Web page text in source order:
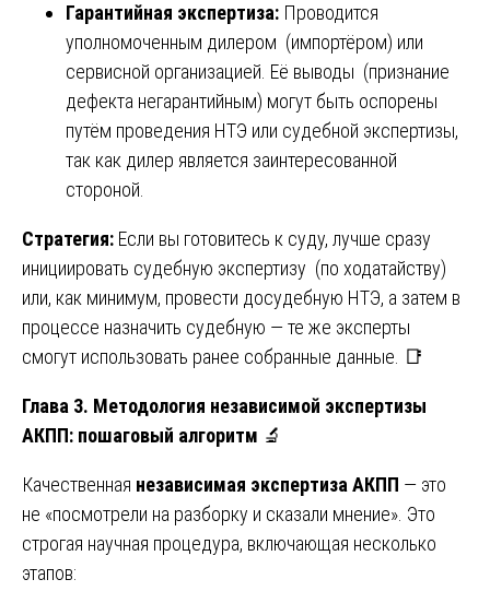
Гарантийная экспертиза: Проводится
уполномоченным дилером (импортёром) или
сервисной организацией. Её выводы (признание
дефекта негарантийным) могут быть оспорены
путём проведения НТЭ или судебной экспертизы,
так как дилер является заинтересованной
стороной.
Стратегия: Если вы готовитесь к суду, лучше сразу
инициировать судебную экспертизу (по ходатайству)
или, как минимум, провести досудебную НТЭ, а затем в
процессе назначить судебную — те же эксперты
смогут использовать ранее собранные данные. 📑
Глава 3. Методология независимой экспертизы
АКПП: пошаговый алгоритм 🔬
Качественная независимая экспертиза АКПП — это
не «посмотрели на разборку и сказали мнение». Это
строгая научная процедура, включающая несколько
этапов: